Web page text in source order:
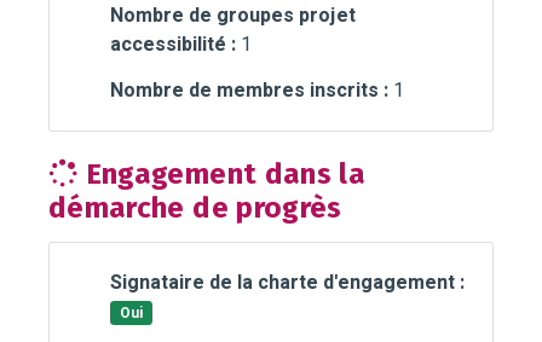
Nombre de groupes projet
accessibilité : 1
Nombre de membres inscrits : 1
Engagement dans la
démarche de progrès
Signataire de la charte d'engagement :
Oui